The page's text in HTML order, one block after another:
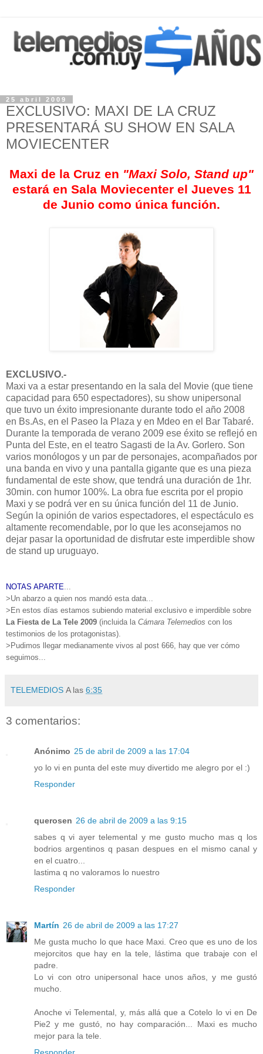
25 abril 2009
EXCLUSIVO: MAXI DE LA CRUZ
PRESENTARÁ SU SHOW EN SALA
MOVIECENTER
Maxi de la Cruz en "Maxi Solo, Stand up"
estará en Sala Moviecenter el Jueves 11
de Junio como única función.
EXCLUSIVO.-
Maxi va a estar presentando en la sala del Movie (que tiene
capacidad para 650 espectadores), su show unipersonal
que tuvo un éxito impresionante durante todo el año 2008
en Bs.As, en el Paseo la Plaza y en Mdeo en el Bar Tabaré.
Durante la temporada de verano 2009 ese éxito se reflejó en
Punta del Este, en el teatro Sagasti de la Av. Gorlero. Son
varios monólogos y un par de personajes, acompañados por
una banda en vivo y una pantalla gigante que es una pieza
fundamental de este show, que tendrá una duración de 1hr.
30min. con humor 100%. La obra fue escrita por el propio
Maxi y se podrá ver en su única función del 11 de Junio.
Según la opinión de varios espectadores, el espectáculo es
altamente recomendable, por lo que les aconsejamos no
dejar pasar la oportunidad de disfrutar este imperdible show
de stand up uruguayo.
NOTAS APARTE
>Un abarzo a quien nos mandó esta data...
>En estos días estamos subiendo material exclusivo e imperdible sobre
La Fiesta de La Tele 2009 (incluida la Cámara Telemedios con los
testimonios de los protagonistas).
>Pudimos llegar medianamente vivos al post 666, hay que ver cómo
seguimos...
TELEMEDIOS A las 6:35
3 comentarios:
Anónimo 25 de abril de 2009 a las 17:04
yo lo vi en punta del este muy divertido me alegro por el :)
Responder
querosen 26 de abril de 2009 a las 9:15
sabes q vi ayer telemental y me gusto mucho mas q los
bodrios argentinos q pasan despues en el mismo canal y
en el cuatro...
lastima q no valoramos lo nuestro
Responder
Martín 26 de abril de 2009 a las 17:27
Me gusta mucho lo que hace Maxi. Creo que es uno de los
mejorcitos que hay en la tele, lástima que trabaje con el
padre.
Lo vi con otro unipersonal hace unos años, y me gustó
mucho.
Anoche vi Telemental, y, más allá que a Cotelo lo vi en De
Pie2 y me gustó, no hay comparación... Maxi es mucho
mejor para la tele.